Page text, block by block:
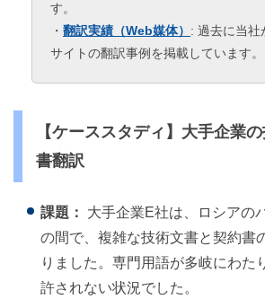
す。
・ 翻訳実績（Web媒体） : 過去に当社
サイトの翻訳事例を掲載しています。
【ケーススタディ】大手企業
書翻訳
課題：
大手企業E社は、ロシアの
の間で、複雑な技術文書と契約書
りました。専門用語が多岐にわた
許されない状況でした。